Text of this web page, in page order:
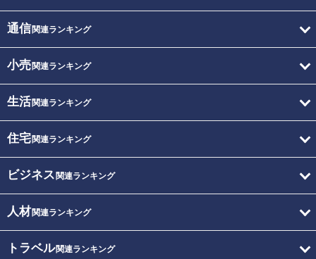
通信関連ランキング
小売関連ランキング
生活関連ランキング
住宅関連ランキング
ビジネス 関連ランキング
人材関連ランキング
トラベル関連ランキング